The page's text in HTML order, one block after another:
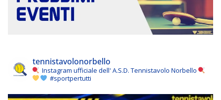
tennistavolonorbello
Instagram ufficiale dell' A.S.D. Tennistavolo Norbello
#sportpertutti